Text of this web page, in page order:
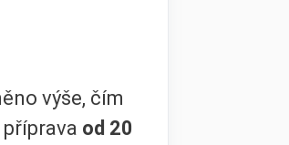
výše, čím
od 20